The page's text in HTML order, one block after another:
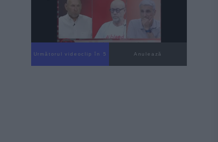
Următorul videoclip în 4 Anulează